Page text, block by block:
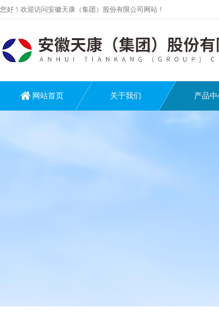
您好！欢迎访问安徽天康（集团）股份有限公司网站！
网站首页 关于我们 产品中